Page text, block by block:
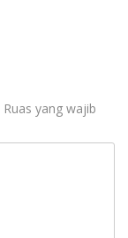
Ruas yang wajib